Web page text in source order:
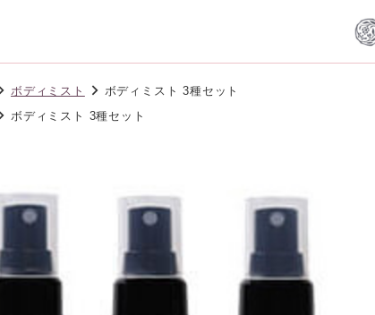
ボディミスト
ボディミスト 3種セット
ボディミスト 3種セット